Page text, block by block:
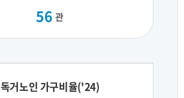
56 관
독거노인 가구비율('24)